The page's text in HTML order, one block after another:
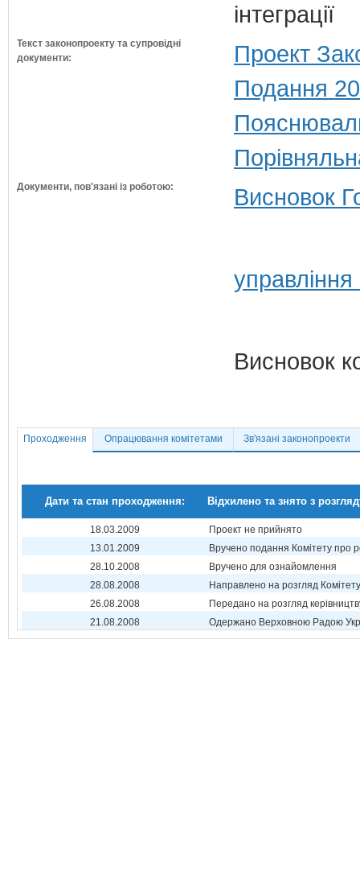
інтеграції
Текст законопроекту та супровідні
документи:
Проект
Подання
Документи, пов'язані із роботою: Висновок
Висновок
Проходження Опрацювання комітетами Зв'язані законопроекти
Дати та стан проходження: Відхилено та знято з
18.03.2009
Проект не прийнято
13.01.2009
Вручено подання Комітету про
28.10.2008
Вручено для ознайомлення
28.08.2008
Направлено на розгляд Комітету
26.08.2008
Передано на розгляд
21.08.2008
Одержано Верховною Радою